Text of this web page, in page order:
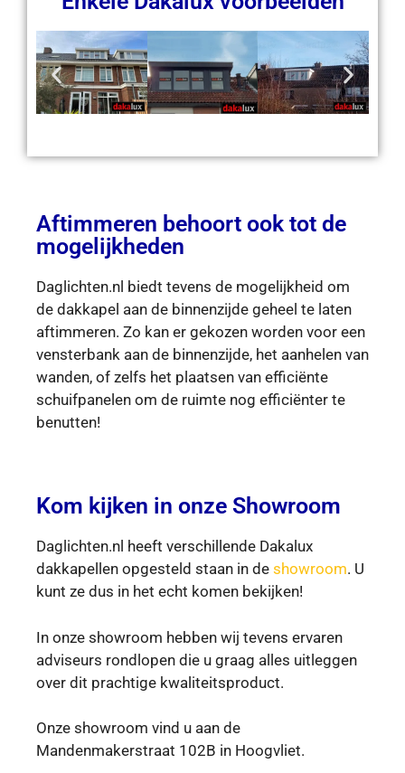
Aftimmeren behoort ook tot de
mogelijkheden
Daglichten.nl biedt tevens de mogelijkheid om
de dakkapel aan de binnenzijde geheel te laten
aftimmeren. Zo kan er gekozen worden voor een
vensterbank aan de binnenzijde, het aanhelen van
wanden, of zelfs het plaatsen van efficiënte
schuifpanelen om de ruimte nog efficiënter te
benutten!
Kom kijken in onze Showroom
Daglichten.nl heeft verschillende Dakalux
dakkapellen opgesteld staan in de showroom. U
kunt ze dus in het echt komen bekijken!
In onze showroom hebben wij tevens ervaren
adviseurs rondlopen die u graag alles uitleggen
over dit prachtige kwaliteitsproduct.
Onze showroom vind u aan de
Mandenmakerstraat 102B in Hoogvliet.